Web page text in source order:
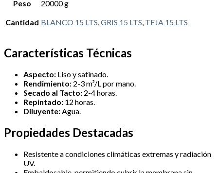
Peso 20000 g
Cantidad BLANCO 15 LTS,GRIS 15 LTS, TEJA 15 LTS
Características Técnicas
Aspecto: Liso y satinado.
Rendimiento: 2-3 m²/L por mano.
Secado al Tacto: 2-4 horas.
Repintado: 12 horas.
Diluyente: Agua.
Propiedades Destacadas
Resistente a condiciones climáticas extremas y radiación
UV.